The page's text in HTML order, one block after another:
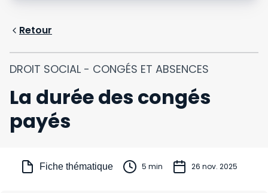
Retour
DROIT SOCIAL - CONGÉS ET ABSENCES
La durée des congés
payés
Fiche thématique 5 min 26 nov. 2025